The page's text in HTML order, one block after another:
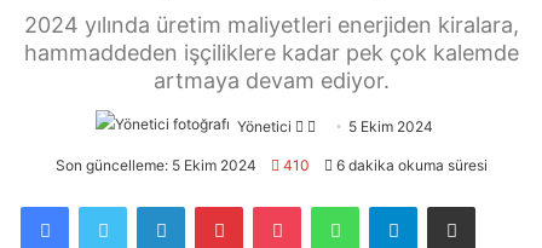
2024 yılında üretim maliyetleri enerjiden kiralara,
hammaddeden işçiliklere kadar pek çok kalemde
artmaya devam ediyor.
Yönetici
Twitter'da
göndermek
5 Ekim 2024
Son güncelleme: 5 Ekim 2024 410 6 dakika okuma süresi
FacebookTwitter LinkedIn PinterestPocket WhatsAppTelegram